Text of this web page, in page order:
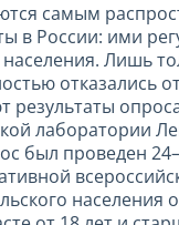
самым
в России: ими
населения. Лишь
отказались
результаты
лаборатории
был проведен